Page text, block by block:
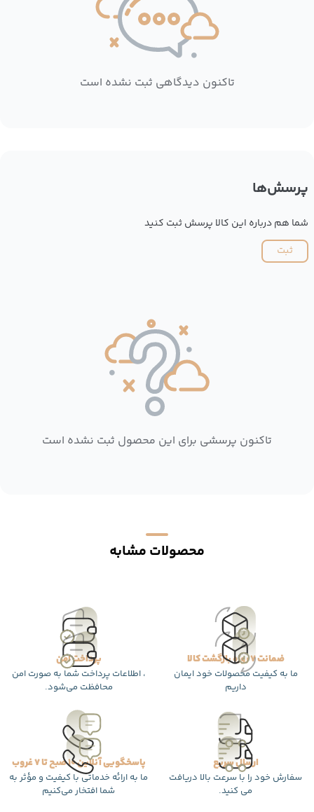
تاکنون دیدگاهی ثبت نشده است
پرسش‌ها
شما هم درباره این کالا پرسش ثبت کنید
ثبت
تاکنون پرسشی برای این محصول ثبت نشده است
محصولات مشابه
ضمانت 7 روزه بازگشت کالا
ما به کیفیت محصولات خود ایمان
داریم
پرداخت امن
، اطلاعات پرداخت شما به صورت امن
محافظت می‌شود.
ارسال سریع
سفارش خود را با سرعت بالا دریافت
می کنید.
پاسخگویی آنلاین 10 صبح تا 7 غروب
ما به ارائه خدماتی با کیفیت و مؤثر به
شما افتخار می‌کنیم